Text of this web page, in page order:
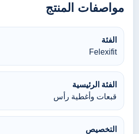
مواصفات المنتج
الفئة
Felexifit
الفئة الرئيسية
قبعات وأغطية رأس
التخصيص